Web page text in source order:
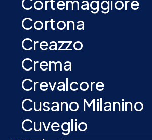
Cortona
Creazzo
Crema
Crevalcore
Cusano Milanino
Cuveglio